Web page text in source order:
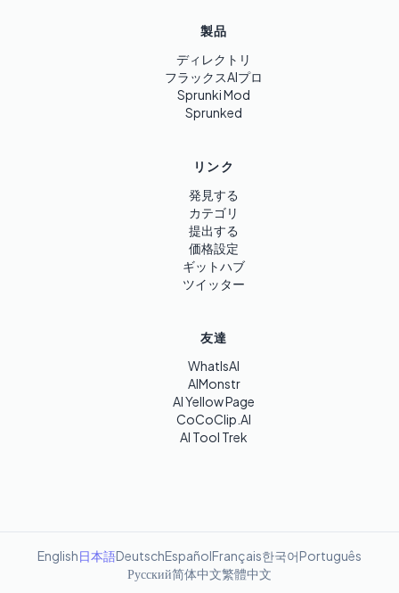
製品
ディレクトリ
フラックスAIプロ
Sprunki Mod
Sprunked
リンク
発見する
カテゴリ
提出する
価格設定
ギットハブ
ツイッター
友達
WhatIsAI
AIMonstr
AI Yellow Page
CoCoClip.AI
AI Tool Trek
English日本語DeutschEspañolFrançais한국어Português
Русский简体中文繁體中文